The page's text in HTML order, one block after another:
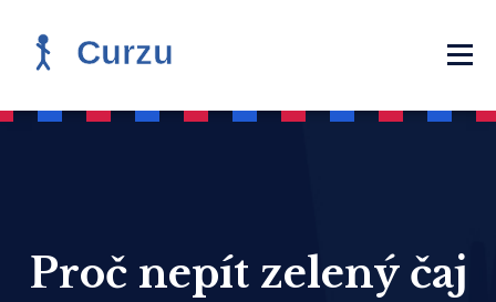
Proč nepít zelený čaj